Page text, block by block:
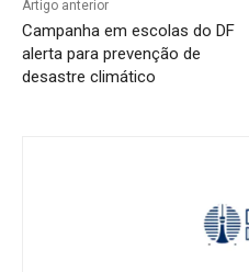
Artigo anterior
Campanha em escolas do DF
alerta para prevenção de
desastre climático